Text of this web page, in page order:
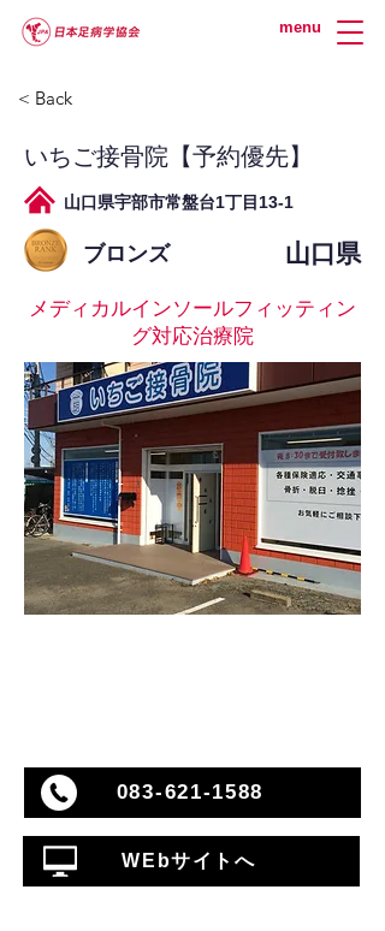
menu
< Back
いちご接骨院【予約優先】
山口県宇部市常盤台1丁目13-1
ブロンズ 山口県
メディカルインソールフィッティン
グ対応治療院
083-621-1588
WEbサイトへ